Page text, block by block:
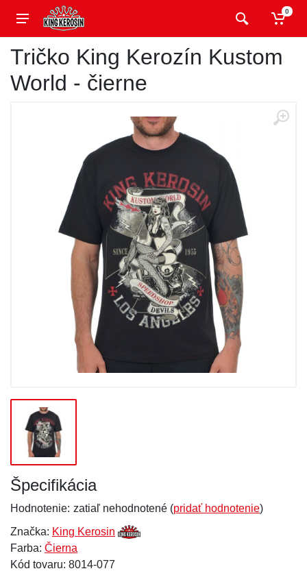
0
Tričko King Kerozín Kustom
World - čierne
Špecifikácia
Hodnotenie: zatiaľ nehodnotené (pridať hodnotenie)
Značka: King Kerosin
Farba: Čierna
Kód tovaru: 8014-077